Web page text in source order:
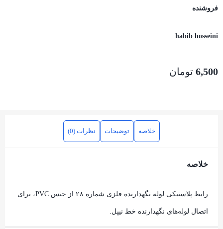
فروشنده
habib hosseini
6,500 تومان
خلاصه توضیحات نظرات (0)
خلاصه
رابط پلاستیکی لوله نگهدارنده فلزی شماره ۲۸ از جنس PVC، برای
اتصال لوله‌های نگهدارنده خط نیپل.